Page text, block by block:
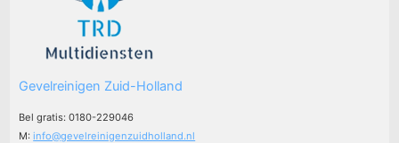
Gevelreinigen Zuid-Holland
Bel gratis: 0180-229046
M:info@gevelreinigenzuidholland.nl